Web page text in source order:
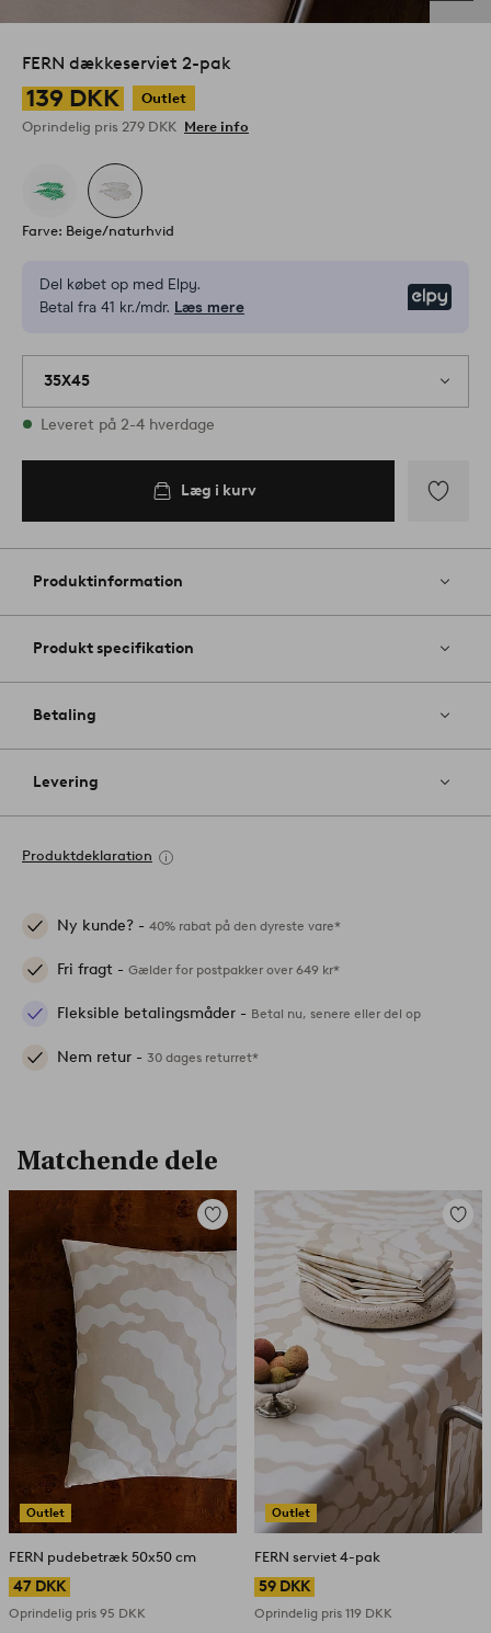
FERN dækkeserviet 2-pak
139 DKK
Outlet
Oprindelig pris 279 DKK Mere info
Farve: Beige/naturhvid
Del købet op med Elpy.
Betal fra 41 kr./mdr. Læs mere
35X45
På lager
Leveret på 2-4 hverdage
Læg i kurv
til
Produktinformation
Produkt specifikation
Betaling
Levering
Produktdeklaration
Ny kunde? - 40% rabat på den dyreste vare*
Fri fragt - Gælder for postpakker over 649 kr*
Fleksible betalingsmåder - Betal nu, senere eller del op
Nem retur - 30 dages returret*
Matchende dele
Outlet
Tilføj
favoritter
FERN pudebetræk 50x50 cm
47 DKK
Oprindelig pris 95 DKK
Outlet
Tilføj
FERN serviet 4-pak
59 DKK
Oprindelig pris 119 DKK